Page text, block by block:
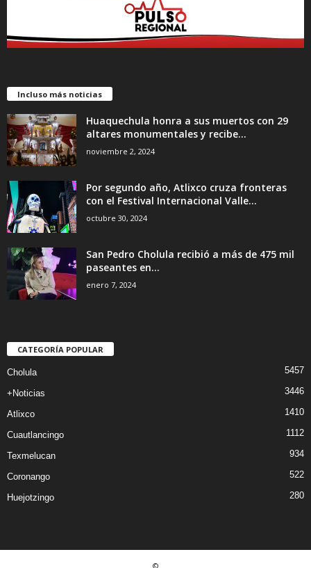
Incluso más noticias
Huaquechula honra a sus muertos con 29
altares monumentales y recibe...
noviembre 2, 2024
Por segundo año, Atlixco cruza fronteras
con el Festival Internacional Valle...
octubre 30, 2024
San Pedro Cholula recibió a más de 475 mil
paseantes en...
enero 7, 2024
CATEGORÍA POPULAR
Cholula 5457
+Noticias 3446
Atlixco 1410
Cuautlancingo 1112
Texmelucan 934
Coronango 522
Huejotzingo 280
©